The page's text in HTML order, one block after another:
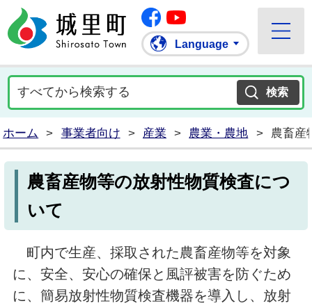
城里町ホームページ
Facebook
Language
ホーム > 事業者向け > 産業 > 農業・農地 > 農畜産
農畜産物等の放射性物質検査につ
いて
町内で生産、採取された農畜産物等を対象
に、安全、安心の確保と風評被害を防ぐため
に、簡易放射性物質検査機器を導入し、放射